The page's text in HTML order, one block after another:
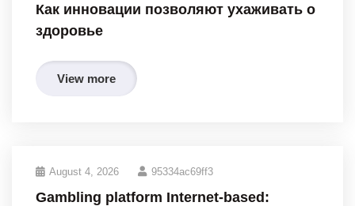
Как инновации позволяют ухаживать о
здоровье
View more
August 4, 2026 95334ac69ff3
Gambling platform Internet-based: